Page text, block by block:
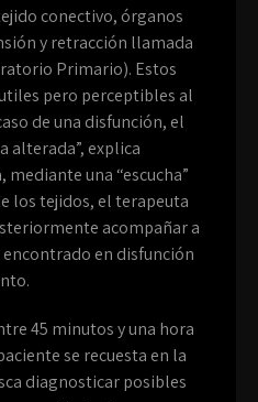
conectivo, órganos
y retracción llamada
Primario). Estos
pero perceptibles al
de una disfunción, el
alterada”, explica
mediante una “escucha”
los tejidos, el terapeuta
acompañar a
en disfunción
45 minutos y una hora
se recuesta en la
diagnosticar posibles